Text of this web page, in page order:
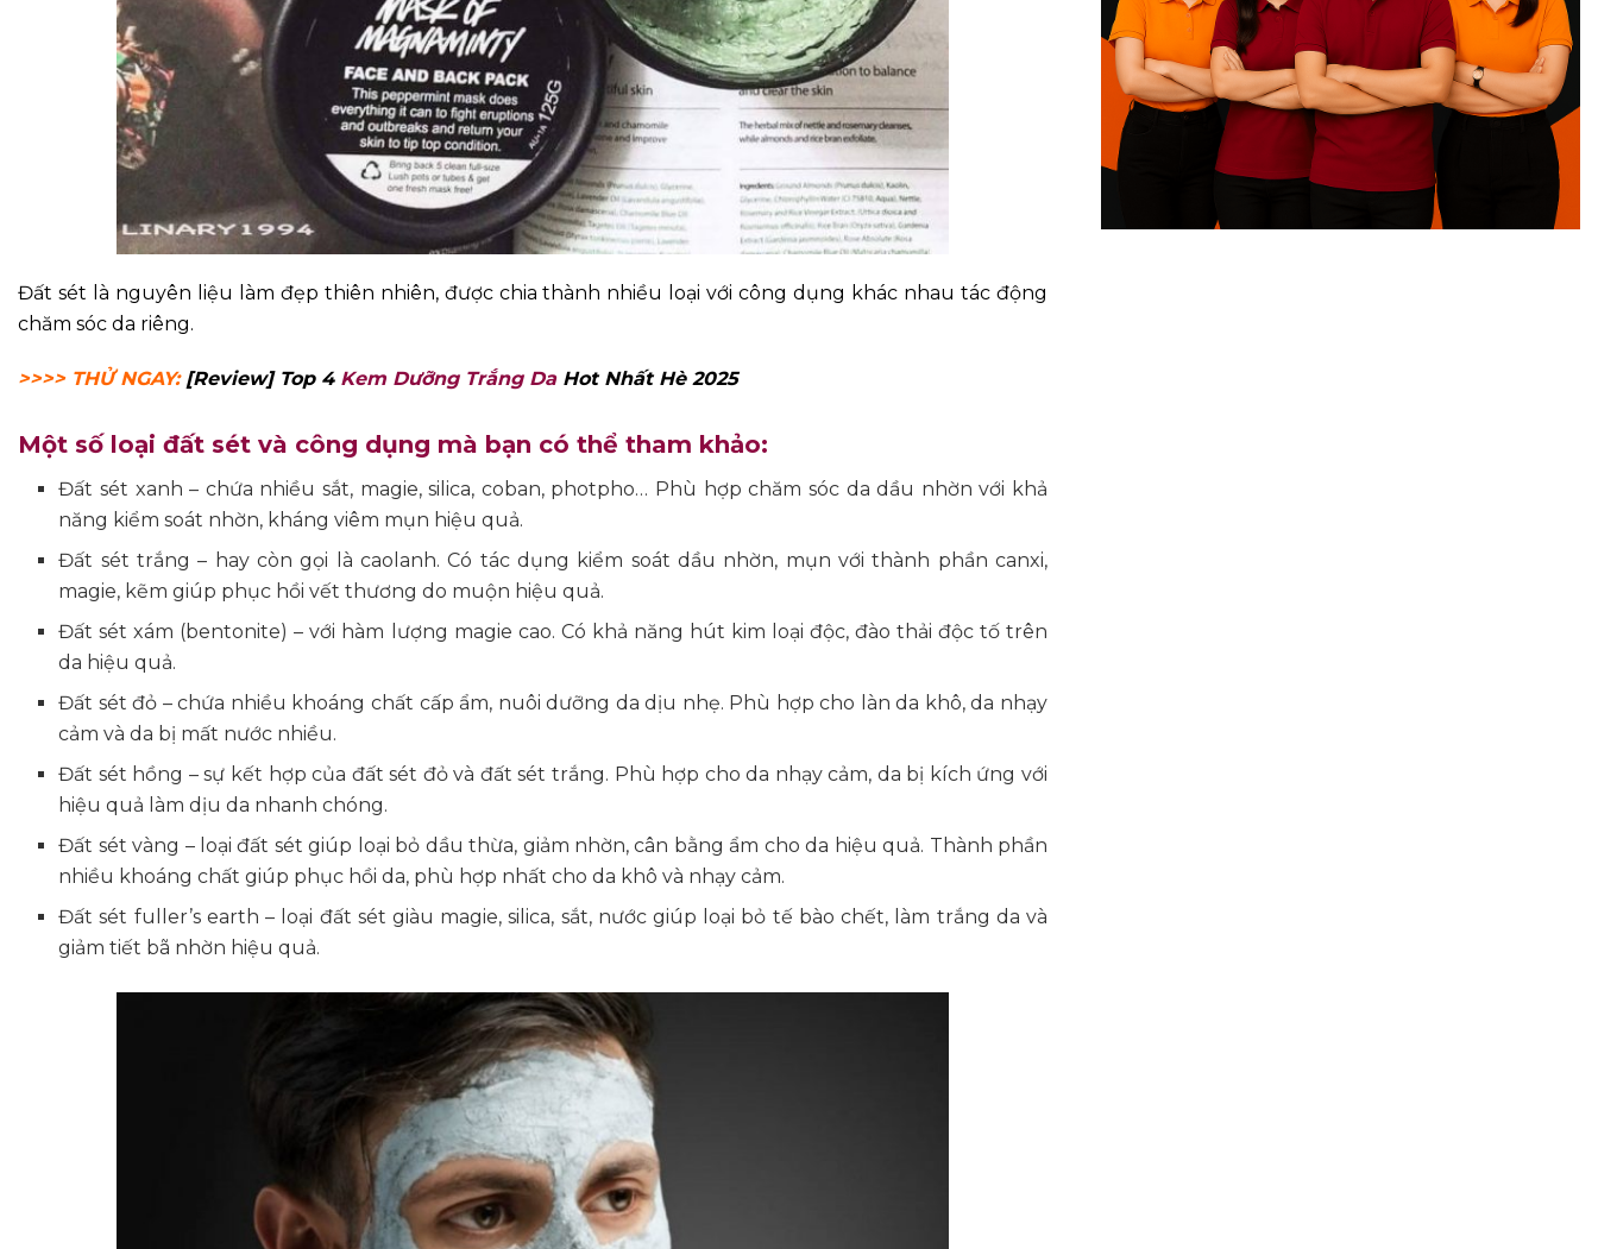
Đất sét là nguyên liệu làm đẹp thiên nhiên, được chia thành nhiều loại với công dụng khác nhau tác động
chăm sóc da riêng.
>>>> THỬ NGAY: [Review] Top 4 Kem Dưỡng Trắng Da Hot Nhất Hè 2025
Một số loại đất sét và công dụng mà bạn có thể tham khảo:
Đất sét xanh – chứa nhiều sắt, magie, silica, coban, photpho… Phù hợp chăm sóc da dầu nhờn với khả
năng kiểm soát nhờn, kháng viêm mụn hiệu quả.
Đất sét trắng – hay còn gọi là caolanh. Có tác dụng kiểm soát dầu nhờn, mụn với thành phần canxi,
magie, kẽm giúp phục hồi vết thương do muộn hiệu quả.
Đất sét xám (bentonite) – với hàm lượng magie cao. Có khả năng hút kim loại độc, đào thải độc tố trên
da hiệu quả.
Đất sét đỏ – chứa nhiều khoáng chất cấp ẩm, nuôi dưỡng da dịu nhẹ. Phù hợp cho làn da khô, da nhạy
cảm và da bị mất nước nhiều.
Đất sét hồng – sự kết hợp của đất sét đỏ và đất sét trắng. Phù hợp cho da nhạy cảm, da bị kích ứng với
hiệu quả làm dịu da nhanh chóng.
Đất sét vàng – loại đất sét giúp loại bỏ dầu thừa, giảm nhờn, cân bằng ẩm cho da hiệu quả. Thành phần
nhiều khoáng chất giúp phục hồi da, phù hợp nhất cho da khô và nhạy cảm.
Đất sét fuller’s earth – loại đất sét giàu magie, silica, sắt, nước giúp loại bỏ tế bào chết, làm trắng da và
giảm tiết bã nhờn hiệu quả.